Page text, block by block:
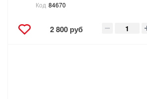
Код 84670
2 800 руб